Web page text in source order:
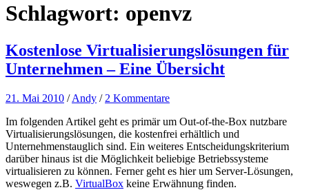
Schlagwort: openvz
Kostenlose Virtualisierungslösungen für
Unternehmen – Eine Übersicht
21. Mai 2010 /Andy / 2 Kommentare
Im folgenden Artikel geht es primär um Out-of-the-Box nutzbare
Virtualisierungslösungen, die kostenfrei erhältlich und
Unternehmenstauglich sind. Ein weiteres Entscheidungskriterium
darüber hinaus ist die Möglichkeit beliebige Betriebssysteme
virtualisieren zu können. Ferner geht es hier um Server-Lösungen,
weswegen z.B. VirtualBox keine Erwähnung finden.